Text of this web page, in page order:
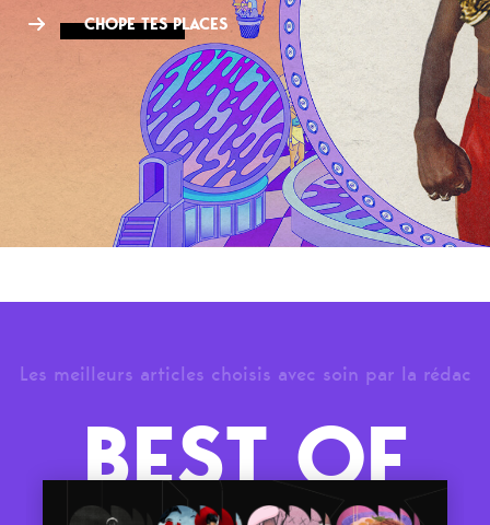
CHOPE TES PLACES
Les meilleurs articles choisis avec soin par la rédac
BEST OF